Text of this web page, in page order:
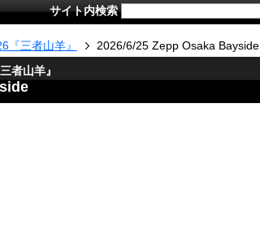
サイト内検索
『三者山羊』
2026/6/25 Zepp Osaka Bayside
者山羊』